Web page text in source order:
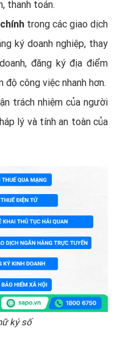
thanh toán.
trong các giao dịch
ký doanh nghiệp, thay
đăng ký địa điểm
công việc nhanh hơn.
trách nhiệm của người
lý và tính an toàn của
ký số